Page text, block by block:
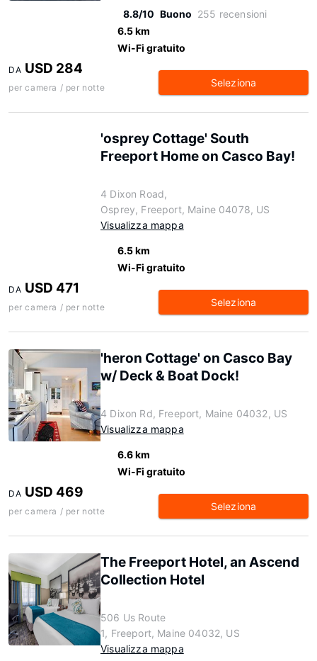
8.8/10 Buono 255 recensioni
6.5 km
Wi-Fi gratuito
DA USD 284
per camera / per notte Seleziona
'osprey Cottage' South
Freeport Home on Casco Bay!
4 Dixon Road,
Osprey, Freeport, Maine 04078, US
Visualizza mappa
6.5 km
Wi-Fi gratuito
DA USD 471
per camera / per notte Seleziona
'heron Cottage' on Casco Bay
w/ Deck & Boat Dock!
4 Dixon Rd, Freeport, Maine 04032, US
Visualizza mappa
6.6 km
Wi-Fi gratuito
DA USD 469
per camera / per notte Seleziona
The Freeport Hotel, an Ascend
Collection Hotel
506 Us Route
1, Freeport, Maine 04032, US
Visualizza mappa